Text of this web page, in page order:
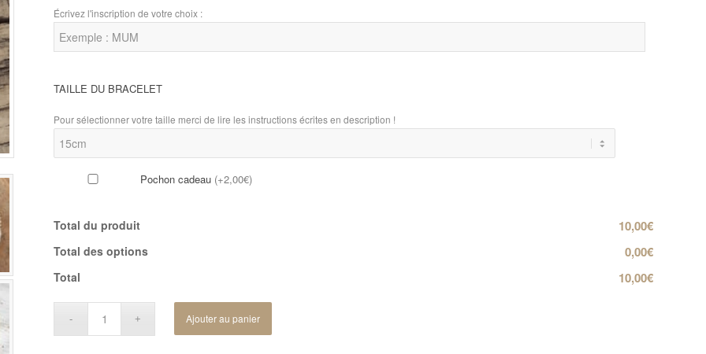
Écrivez l'inscription de votre choix :
TAILLE DU BRACELET
Pour sélectionner votre taille merci de lire les instructions écrites en description !
Pochon cadeau (+2,00€)
Total du produit 10,00€
Total des options 0,00€
Total 10,00€
Ajouter au panier